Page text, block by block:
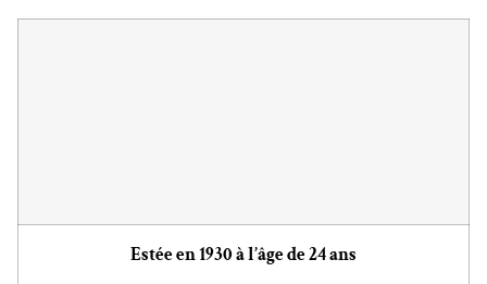
Estée en 1930 à l’âge de 24 ans